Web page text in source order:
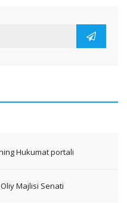
Hukumat portali
Majlisi Senati